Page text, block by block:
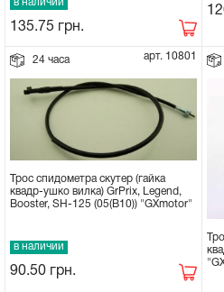
Сцепное устройство, шплинт
Прокладки на мотоблок
Свечи на мотоблок
Элементы управления, тросики
мотоблок
Навесное и запчасти к нему
в наличии
135.75 грн.
24 часа арт. 10801
Трос спидометра скутер (гайка
квадр-ушко вилка) GrPrix, Legend,
Booster, SH-125 (05(В10)) "GXmotor"
в наличии
90.50 грн.